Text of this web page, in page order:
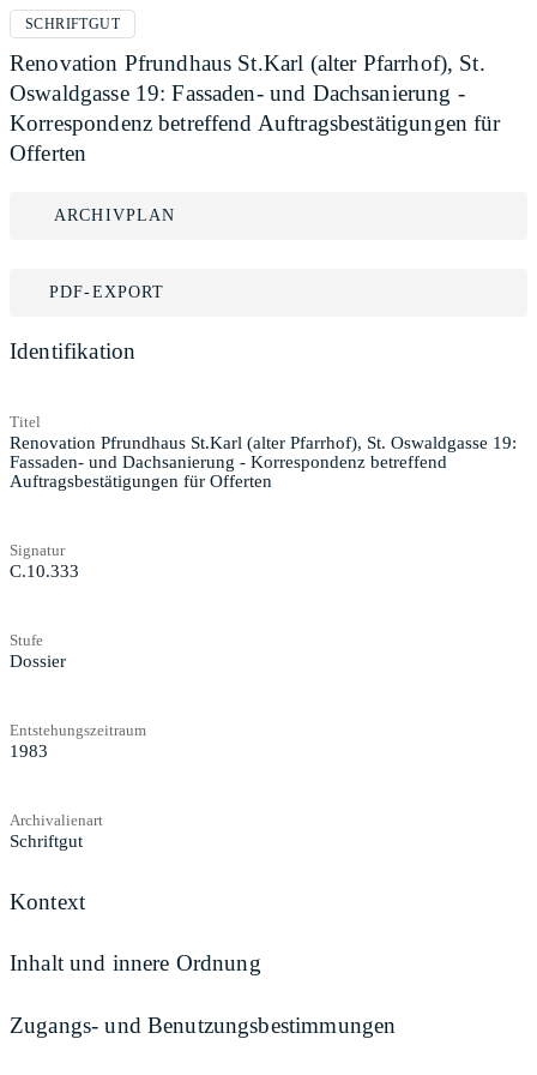
SCHRIFTGUT
Renovation Pfrundhaus St.Karl (alter Pfarrhof), St.
Oswaldgasse 19: Fassaden- und Dachsanierung -
Korrespondenz betreffend Auftragsbestätigungen für
Offerten
ARCHIVPLAN
PDF-EXPORT
Identifikation
Titel
Renovation Pfrundhaus St.Karl (alter Pfarrhof), St. Oswaldgasse 19:
Fassaden- und Dachsanierung - Korrespondenz betreffend
Auftragsbestätigungen für Offerten
Signatur
C.10.333
Stufe
Dossier
Entstehungszeitraum
1983
Archivalienart
Schriftgut
Kontext
Inhalt und innere Ordnung
Zugangs- und Benutzungsbestimmungen